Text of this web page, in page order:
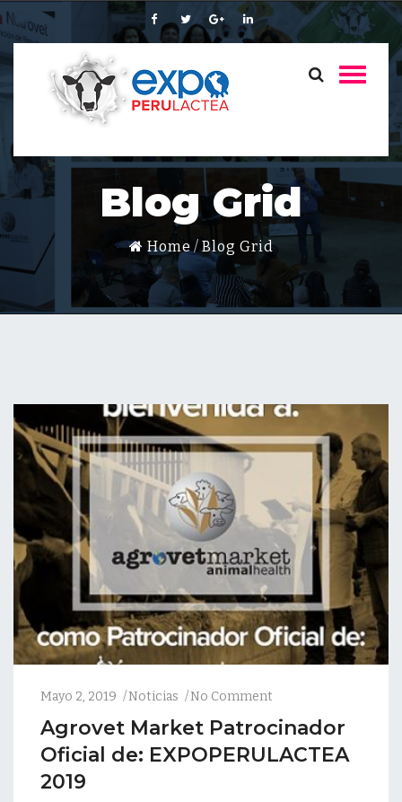
Blog Grid
Home Blog Grid
Mayo 2, 2019 Noticias No Comment
Agrovet Market Patrocinador
Oficial de: EXPOPERULACTEA
2019